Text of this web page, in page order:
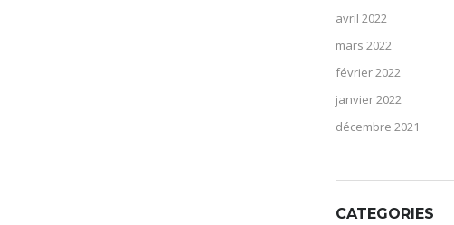
avril 2022
mars 2022
février 2022
janvier 2022
décembre 2021
CATEGORIES